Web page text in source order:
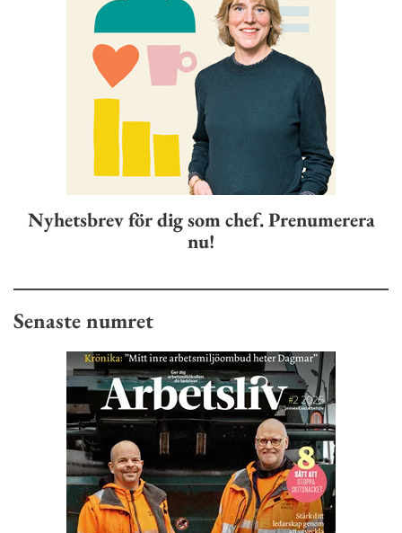
Nyhetsbrev för dig som chef. Prenumerera
nu!
Senaste numret